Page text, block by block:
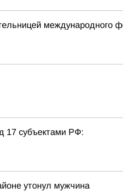
международного
17 субъектами РФ:
утонул мужчина